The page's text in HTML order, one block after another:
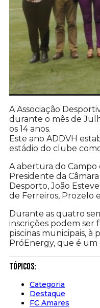
A Associação
durante o mês de
os 14 anos.
Este ano ADDVH
estádio do clube
A abertura do Campo
Presidente da
Desporto, João
de Ferreiros, Prozelo
Durante as quatro
inscrições podem ser
piscinas municipais,
PróEnergy, que é um
Tópicos:
Categoria
Destaque
FC Amares